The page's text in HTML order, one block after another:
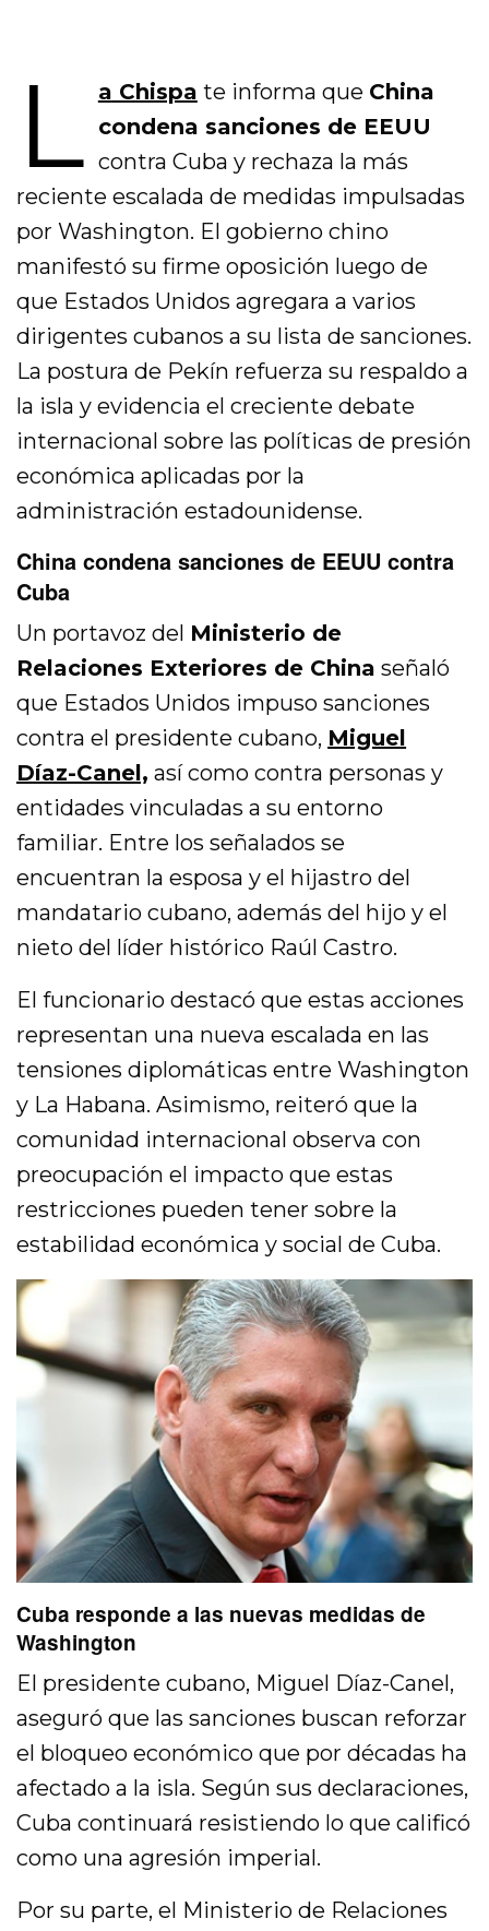
L a Chispa te informa que China
condena sanciones de EEUU
contra Cuba y rechaza la más
reciente escalada de medidas impulsadas
por Washington. El gobierno chino
manifestó su firme oposición luego de
que Estados Unidos agregara a varios
dirigentes cubanos a su lista de sanciones.
La postura de Pekín refuerza su respaldo a
la isla y evidencia el creciente debate
internacional sobre las políticas de presión
económica aplicadas por la
administración estadounidense.
China condena sanciones de EEUU contra
Cuba
Un portavoz del Ministerio de
Relaciones Exteriores de China señaló
que Estados Unidos impuso sanciones
contra el presidente cubano, Miguel
Díaz-Canel, así como contra personas y
entidades vinculadas a su entorno
familiar. Entre los señalados se
encuentran la esposa y el hijastro del
mandatario cubano, además del hijo y el
nieto del líder histórico Raúl Castro.
El funcionario destacó que estas acciones
representan una nueva escalada en las
tensiones diplomáticas entre Washington
y La Habana. Asimismo, reiteró que la
comunidad internacional observa con
preocupación el impacto que estas
restricciones pueden tener sobre la
estabilidad económica y social de Cuba.
Cuba responde a las nuevas medidas de
Washington
El presidente cubano, Miguel Díaz-Canel,
aseguró que las sanciones buscan reforzar
el bloqueo económico que por décadas ha
afectado a la isla. Según sus declaraciones,
Cuba continuará resistiendo lo que calificó
como una agresión imperial.
Por su parte, el Ministerio de Relaciones